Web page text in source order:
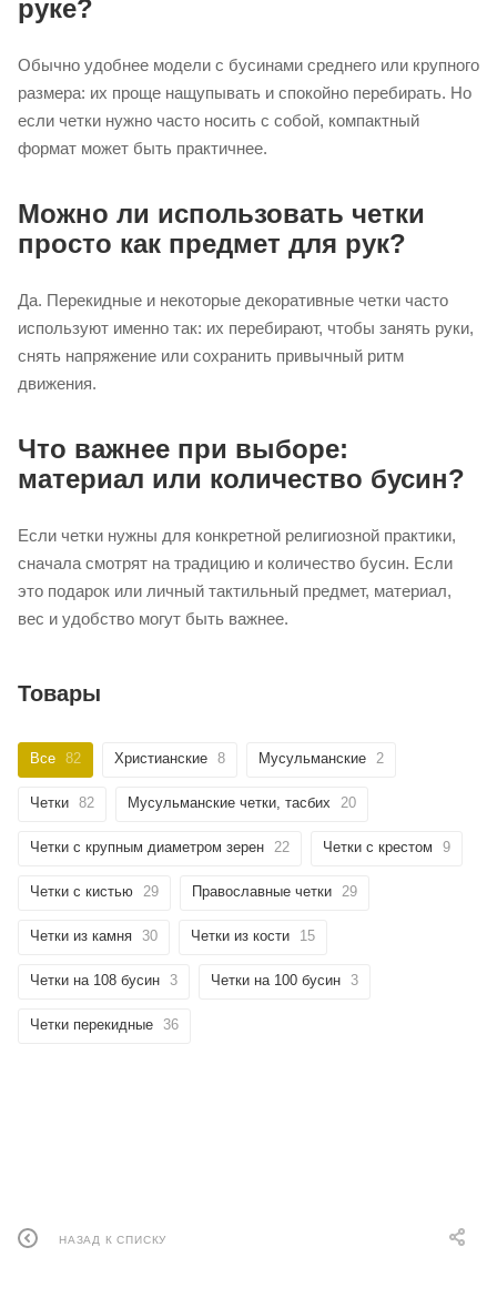
руке?
Обычно удобнее модели с бусинами среднего или крупного
размера: их проще нащупывать и спокойно перебирать. Но
если четки нужно часто носить с собой, компактный
формат может быть практичнее.
Можно ли использовать четки
просто как предмет для рук?
Да. Перекидные и некоторые декоративные четки часто
используют именно так: их перебирают, чтобы занять руки,
снять напряжение или сохранить привычный ритм
движения.
Что важнее при выборе:
материал или количество бусин?
Если четки нужны для конкретной религиозной практики,
сначала смотрят на традицию и количество бусин. Если
это подарок или личный тактильный предмет, материал,
вес и удобство могут быть важнее.
Товары
Все 82 Христианские 8 Мусульманские 2
Четки 82 Мусульманские четки, тасбих 20
Четки с крупным диаметром зерен 22 Четки с крестом 9
Четки с кистью 29 Православные четки 29
Четки из камня 30 Четки из кости 15
Четки на 108 бусин 3 Четки на 100 бусин 3
Четки перекидные 36
НАЗАД К СПИСКУ